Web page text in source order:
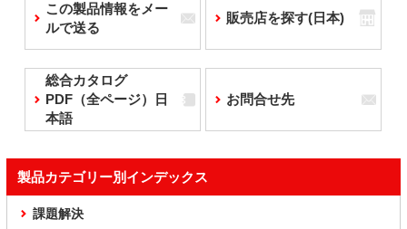
この製品情報をメー
ルで送る
販売店を探す(日本)
総合カタログ
PDF（全ページ）日
本語
お問合せ先
製品カテゴリー別インデックス
課題解決